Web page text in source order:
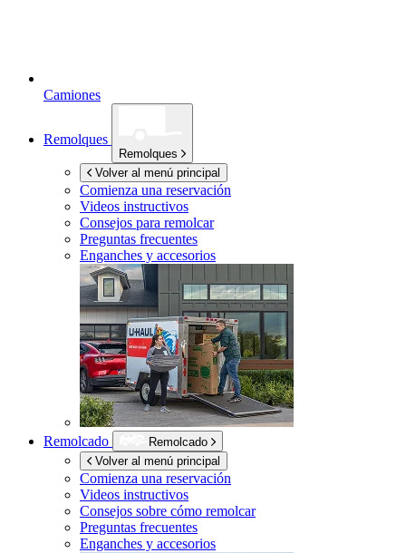
Camiones
Remolques
Remolques
Volver al menú principal
Comienza una reservación
Videos instructivos
Consejos para remolcar
Preguntas frecuentes
Enganches y accesorios
Remolcado
Remolcado
Volver al menú principal
Comienza una reservación
Videos instructivos
Consejos sobre cómo remolcar
Preguntas frecuentes
Enganches y accesorios